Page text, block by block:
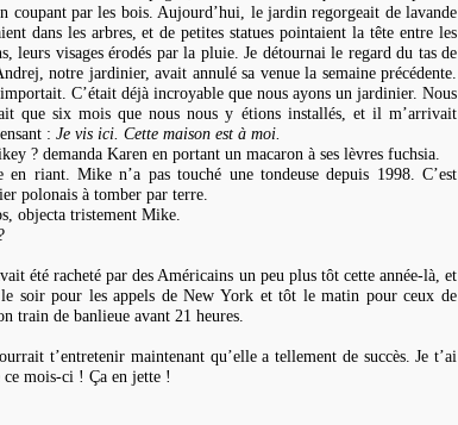
coupant par les bois. Aujourd’hui, le jardin regorgeait de lavande
dans les arbres, et de petites statues pointaient la tête entre les
leurs visages érodés par la pluie. Je détournai le regard du tas de
notre jardinier, avait annulé sa venue la semaine précédente.
C’était déjà incroyable que nous ayons un jardinier. Nous
que six mois que nous nous y étions installés, et il m’arrivait
: Je vis ici. Cette maison est à moi.
? demanda Karen en portant un macaron à ses lèvres fuchsia.
riant. Mike n’a pas touché une tondeuse depuis 1998. C’est
polonais à tomber par terre.
objecta tristement Mike.
été racheté par des Américains un peu plus tôt cette année-là, et
soir pour les appels de New York et tôt le matin pour ceux de
train de banlieue avant 21 heures.
t’entretenir maintenant qu’elle a tellement de succès. Je t’ai
ce mois-ci ! Ça en jette !